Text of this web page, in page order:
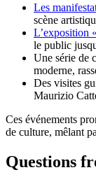
Les
scène
L’exposition
le public
Une série de
moderne,
Des visites
Maurizio
Ces événements
de culture, mêlant
Questions